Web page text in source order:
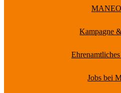
Kampagne
Jobs bei